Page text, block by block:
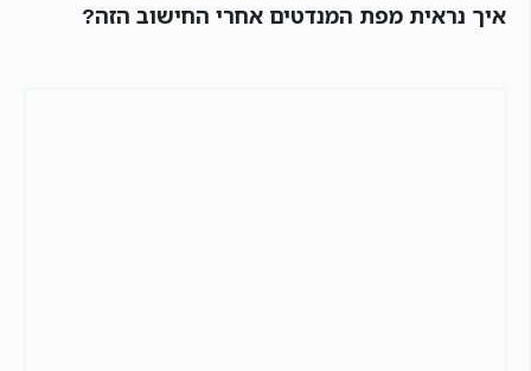
איך נראית מפת המנדטים אחרי החישוב הזה?